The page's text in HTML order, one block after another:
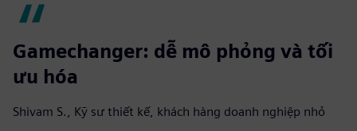
Gamechanger: dễ mô phỏng và tối
ưu hóa
Shivam S., Kỹ sư thiết kế, khách hàng doanh nghiệp nhỏ